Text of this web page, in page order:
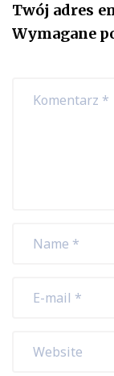
Twój adres
Wymagane